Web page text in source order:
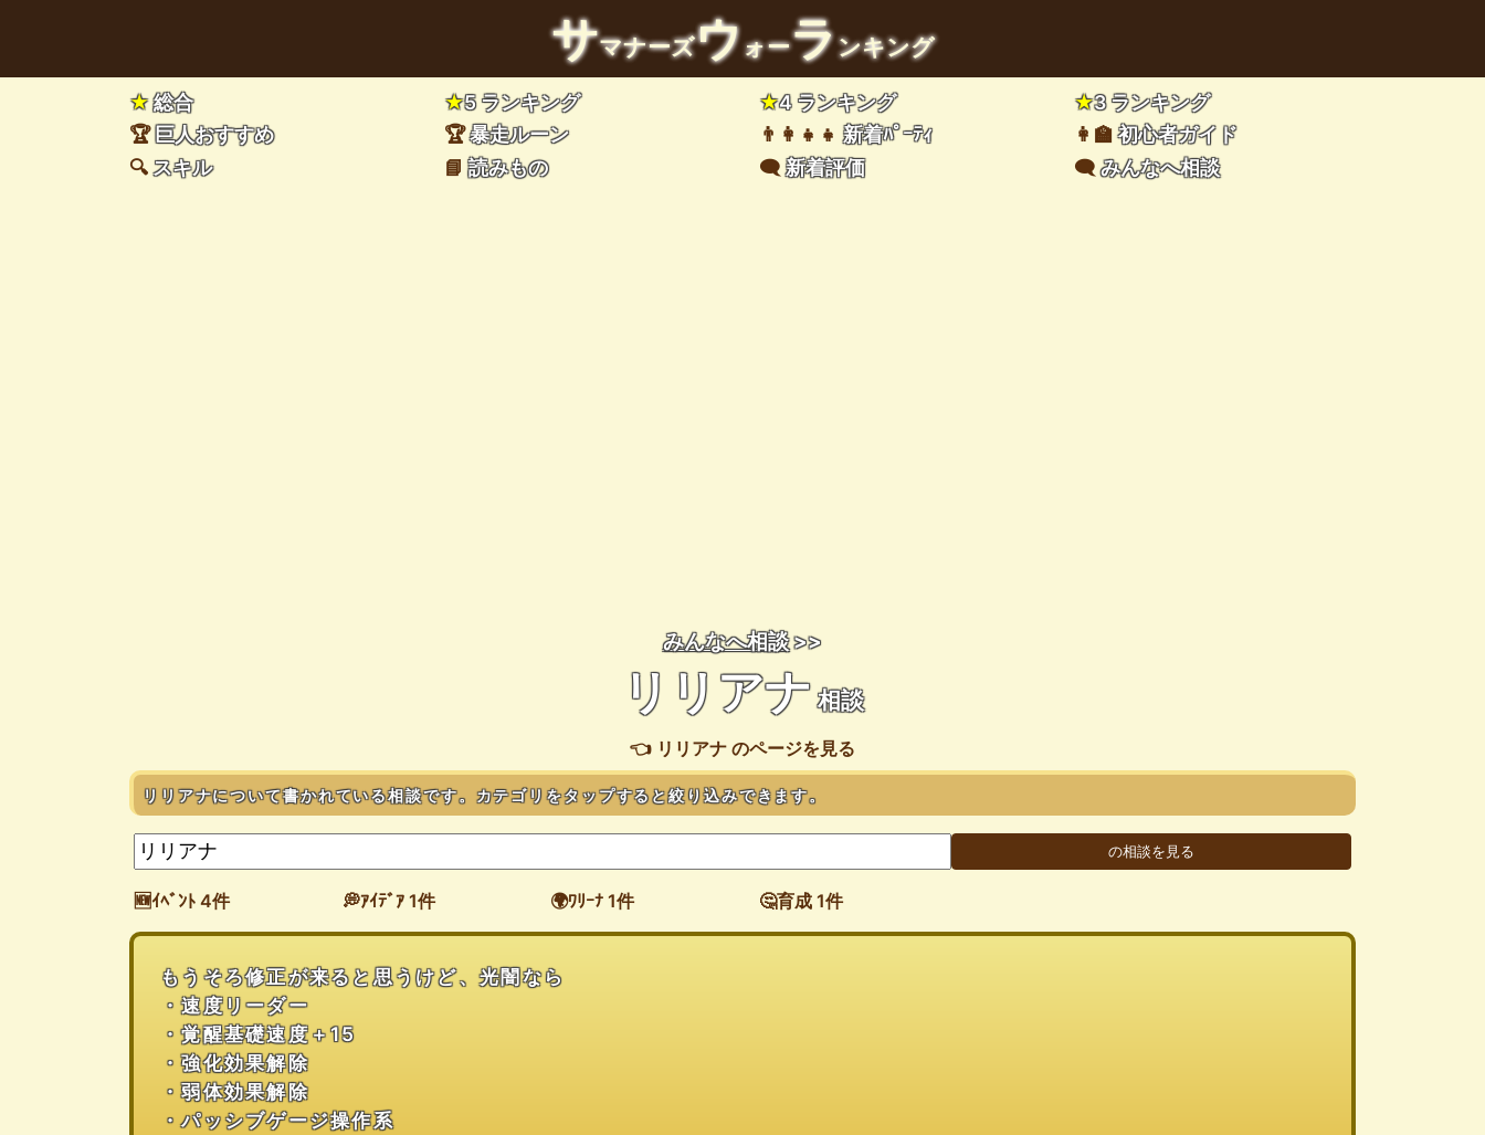
サマナーズウォーランキング
★総合 ★5 ランキング ★4 ランキング ★3 ランキング
🏆 巨人おすすめ 🏆暴走ルーン 👨‍👩‍👧‍👧新着ﾊﾟｰﾃｨ 👩‍🏫初心者ガイド
🔍スキル 📘読みもの 🗨️新着評価 🗨️みんなへ相談
みんなへ相談>>
リリアナ 相談
👈 リリアナ のページを見る
リリアナについて書かれている相談です。カテゴリをタップすると絞り込みできます。
🆕ｲﾍﾞﾝﾄ 4件 💭ｱｲﾃﾞｱ 1件 🌍ﾜﾘｰﾅ 1件 🤔育成 1件
もうそろ修正が来ると思うけど、光闇なら
・速度リーダー
・覚醒基礎速度＋15
・強化効果解除
・弱体効果解除
・パッシブゲージ操作系